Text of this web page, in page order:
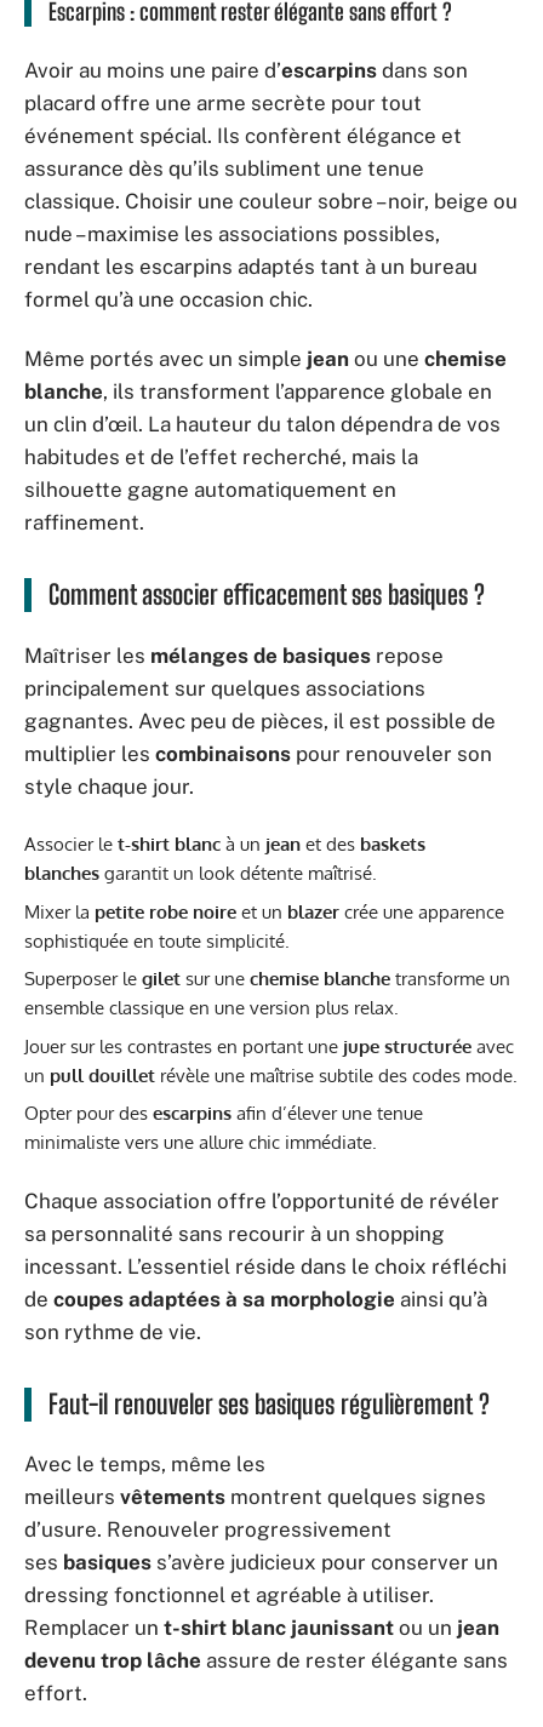
Escarpins : comment rester élégante sans effort ?
Avoir au moins une paire d’escarpins dans son
placard offre une arme secrète pour tout
événement spécial. Ils confèrent élégance et
assurance dès qu’ils subliment une tenue
classique. Choisir une couleur sobre – noir, beige ou
nude – maximise les associations possibles,
rendant les escarpins adaptés tant à un bureau
formel qu’à une occasion chic.
Même portés avec un simple jean ou une chemise
blanche, ils transforment l’apparence globale en
un clin d’œil. La hauteur du talon dépendra de vos
habitudes et de l’effet recherché, mais la
silhouette gagne automatiquement en
raffinement.
Comment associer efficacement ses basiques ?
Maîtriser les mélanges de basiques repose
principalement sur quelques associations
gagnantes. Avec peu de pièces, il est possible de
multiplier les combinaisons pour renouveler son
style chaque jour.
Associer le t-shirt blanc à un jean et des baskets
blanches garantit un look détente maîtrisé.
Mixer la petite robe noire et un blazer crée une apparence
sophistiquée en toute simplicité.
Superposer le gilet sur une chemise blanche transforme un
ensemble classique en une version plus relax.
Jouer sur les contrastes en portant une jupe structurée avec
un pull douillet révèle une maîtrise subtile des codes mode.
Opter pour des escarpins afin d’élever une tenue
minimaliste vers une allure chic immédiate.
Chaque association offre l’opportunité de révéler
sa personnalité sans recourir à un shopping
incessant. L’essentiel réside dans le choix réfléchi
de coupes adaptées à sa morphologie ainsi qu’à
son rythme de vie.
Faut-il renouveler ses basiques régulièrement ?
Avec le temps, même les
meilleurs vêtements montrent quelques signes
d’usure. Renouveler progressivement
ses basiques s’avère judicieux pour conserver un
dressing fonctionnel et agréable à utiliser.
Remplacer un t-shirt blanc jaunissant ou un jean
devenu trop lâche assure de rester élégante sans
effort.